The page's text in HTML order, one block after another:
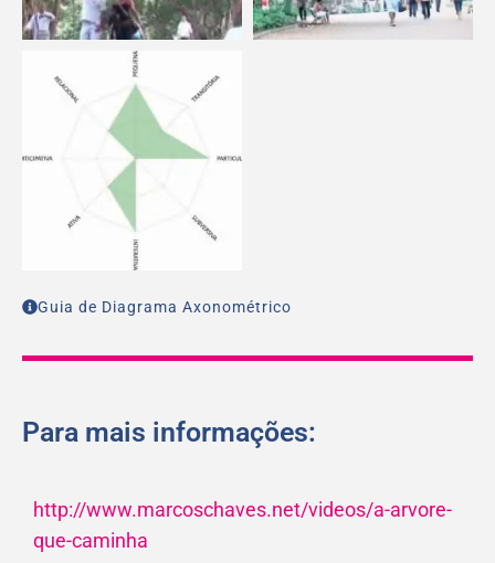
Guia de Diagrama Axonométrico
Para mais informações:
http://www.marcoschaves.net/videos/a-arvore-
que-caminha